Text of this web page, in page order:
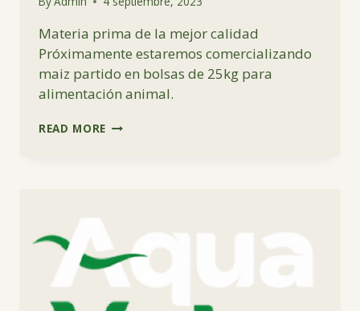
Materia prima de la mejor calidad
Próximamente estaremos comercializando
maiz partido en bolsas de 25kg para
alimentación animal.
READ MORE MAIZ